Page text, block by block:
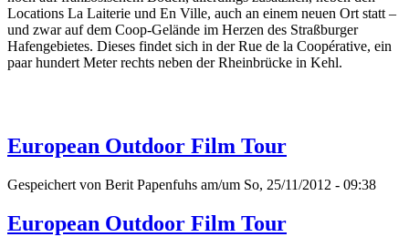
Locations La Laiterie und En Ville, auch an einem neuen Ort statt –
und zwar auf dem Coop-Gelände im Herzen des Straßburger
Hafengebietes. Dieses findet sich in der Rue de la Coopérative, ein
paar hundert Meter rechts neben der Rheinbrücke in Kehl.
European Outdoor Film Tour
Gespeichert von Berit Papenfuhs am/um So, 25/11/2012 - 09:38
European Outdoor Film Tour